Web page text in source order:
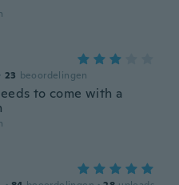
· 23 beoordelingen
to come with a